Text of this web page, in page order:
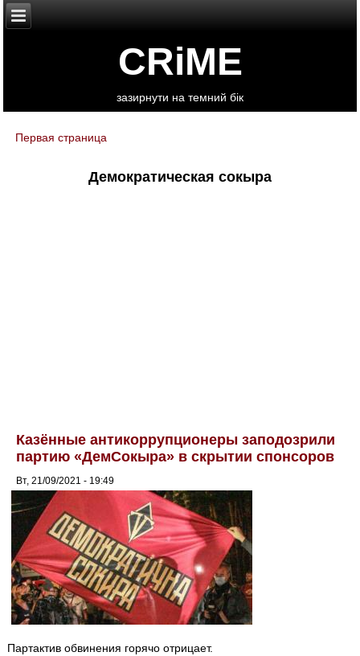
CRiME
зазирнути на темний бік
You are here
Первая страница
Демократическая сокыра
Казённые антикоррупционеры заподозрили
партию «ДемСокыра» в скрытии спонсоров
Вт, 21/09/2021 - 19:49
Партактив обвинения горячо отрицает.